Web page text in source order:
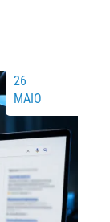
26
MAIO